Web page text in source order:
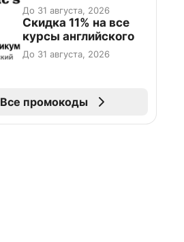
До 31 августа, 2026
Скидка 11% на все
курсы английского
До 31 августа, 2026
Все промокоды